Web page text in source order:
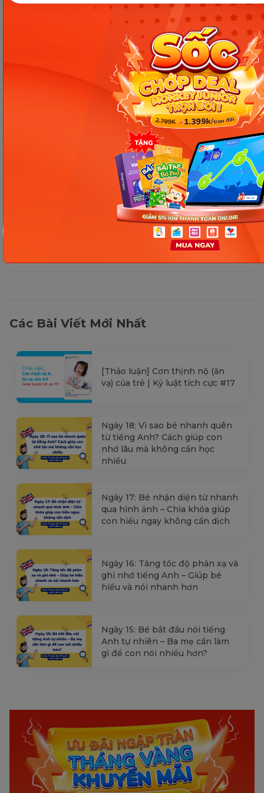
ứng dụng chuẩn trong bài thi và giao tiếp hàng
ngày. Chúc các bạn học tốt!
Chia sẻ ngay
Thông tin trong bài viết được tổng hợp nhằm
mục đích tham khảo và có thể thay đổi mà
không cần báo trước. Quý khách vui lòng
kiểm tra lại qua các kênh chính thức hoặc liên
hệ trực tiếp với đơn vị liên quan để nắm bắt
Các Bài Viết Mới Nhất
[Thảo luận] Cơn thịnh nộ (ăn
vạ) của trẻ | Kỷ luật tích cực #17
Ngày 18: Vì sao bé nhanh quên
từ tiếng Anh? Cách giúp con
nhớ lâu mà không cần học
nhiều
Ngày 17: Bé nhận diện từ nhanh
qua hình ảnh – Chìa khóa giúp
con hiểu ngay không cần dịch
Ngày 16: Tăng tốc độ phản xạ và
ghi nhớ tiếng Anh – Giúp bé
hiểu và nói nhanh hơn
Ngày 15: Bé bắt đầu nói tiếng
Anh tự nhiên – Ba mẹ cần làm
gì để con nói nhiều hơn?